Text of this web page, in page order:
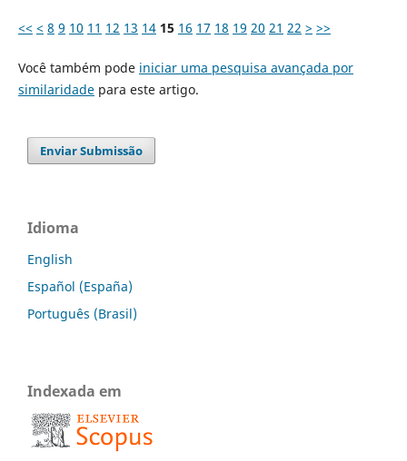
<< < 8 9 10 11 12 13 14 15 16 17 18 19 20 21 22 > >>
Você também pode iniciar uma pesquisa avançada por
similaridadepara este artigo.
Enviar Submissão
Idioma
English
Español (España)
Português (Brasil)
Indexada em